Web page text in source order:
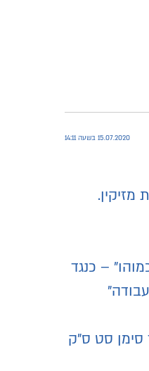
15.07.2020 בשעה 14:11
– כנגד
סט ס"ק